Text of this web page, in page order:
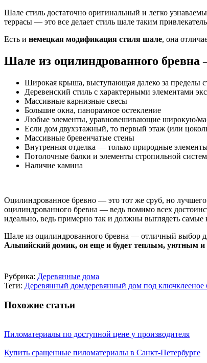
Шале стиль достаточно оригинальный и легко
террасы — это все делает стиль шале таким
Есть и немецкая модификация стиля шале, она
Шале из оцилиндрованного бревна
Широкая крыша, выступающая далеко за пределы
Деревенский стиль с характерными элементами
Массивные карнизные свесы
Большие окна, панорамное остекление
Любые элементы, уравновешивающие широкую/
Если дом двухэтажный, то первый этаж (или
Массивные бревенчатые стены
Внутренняя отделка — только природные
Потолочные балки и элементы стропильной
Наличие камина
Оцилиндрованное бревно — это тот же сруб, но лучшего
оцилиндрованного бревна — ведь помимо всех
идеально, ведь примерно так и должны выглядеть
Шале из оцилиндрованного бревна — отличный выбор
Альпийский домик, он еще и будет теплым, уютным
Рубрика: Деревянные дома
Теги: Деревянный домдеревянный дом под ключклееное
Похожие статьи
Пиломатериалы по доступной цене у производителя
Купить сращенные пиломатериалы в Санкт-Петербурге